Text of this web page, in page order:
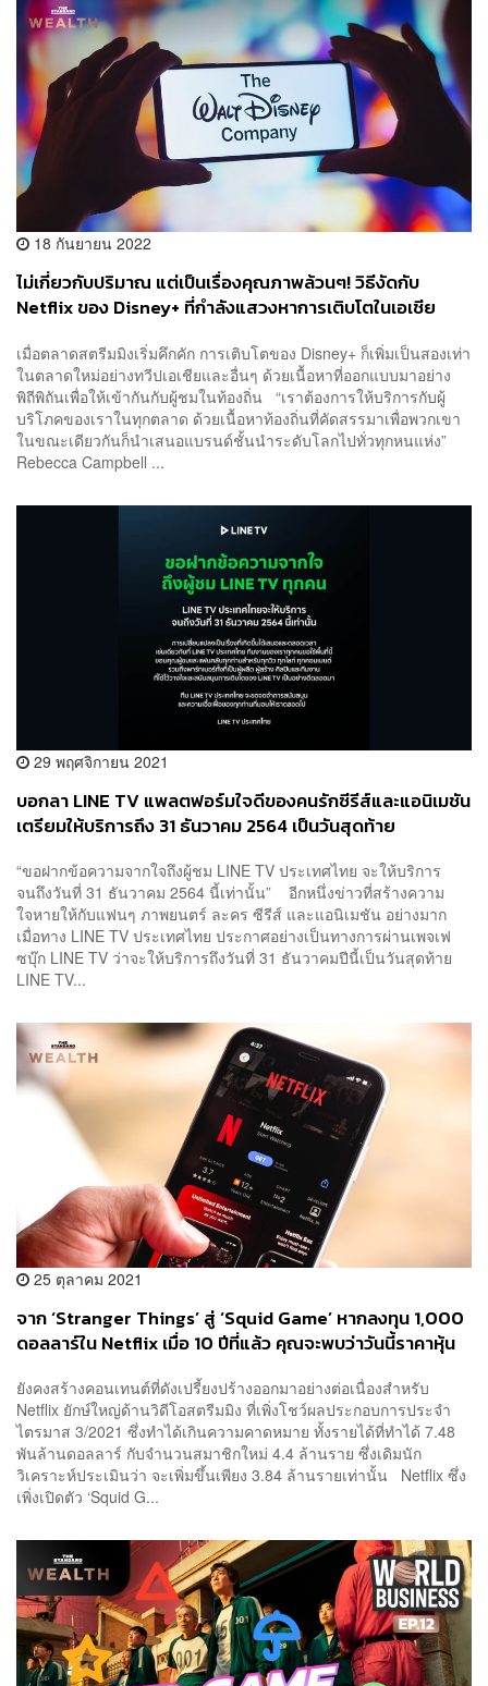
18 กันยายน 2022
ไม่เกี่ยวกับปริมาณ แต่เป็นเรื่องคุณภาพล้วนๆ! วิธีงัดกับ
Netflix ของ Disney+ ที่กำลังแสวงหาการเติบโตในเอเชีย
เมื่อตลาดสตรีมมิงเริ่มคึกคัก การเติบโตของ Disney+ ก็เพิ่มเป็นสองเท่า
ในตลาดใหม่อย่างทวีปเอเชียและอื่นๆ ด้วยเนื้อหาที่ออกแบบมาอย่าง
พิถีพิถันเพื่อให้เข้ากันกับผู้ชมในท้องถิ่น “เราต้องการให้บริการกับผู้
บริโภคของเราในทุกตลาด ด้วยเนื้อหาท้องถิ่นที่คัดสรรมาเพื่อพวกเขา
ในขณะเดียวกันก็นำเสนอแบรนด์ชั้นนำระดับโลกไปทั่วทุกหนแห่ง”
Rebecca Campbell ...
29 พฤศจิกายน 2021
บอกลา LINE TV แพลตฟอร์มใจดีของคนรักซีรีส์และแอนิเมชัน
เตรียมให้บริการถึง 31 ธันวาคม 2564 เป็นวันสุดท้าย
“ขอฝากข้อความจากใจถึงผู้ชม LINE TV ประเทศไทย จะให้บริการ
จนถึงวันที่ 31 ธันวาคม 2564 นี้เท่านั้น” อีกหนึ่งข่าวที่สร้างความ
ใจหายให้กับแฟนๆ ภาพยนตร์ ละคร ซีรีส์ และแอนิเมชัน อย่างมาก
เมื่อทาง LINE TV ประเทศไทย ประกาศอย่างเป็นทางการผ่านเพจเฟ
ซบุ๊ก LINE TV ว่าจะให้บริการถึงวันที่ 31 ธันวาคมปีนี้เป็นวันสุดท้าย
LINE TV...
25 ตุลาคม 2021
จาก ‘Stranger Things’ สู่ ‘Squid Game’ หากลงทุน 1,000
ดอลลาร์ใน Netflix เมื่อ 10 ปีที่แล้ว คุณจะพบว่าวันนี้ราคาหุ้น
ยังคงสร้างคอนเทนต์ที่ดังเปรี้ยงปร้างออกมาอย่างต่อเนื่องสำหรับ
Netflix ยักษ์ใหญ่ด้านวิดีโอสตรีมมิง ที่เพิ่งโชว์ผลประกอบการประจำ
ไตรมาส 3/2021 ซึ่งทำได้เกินความคาดหมาย ทั้งรายได้ที่ทำได้ 7.48
พันล้านดอลลาร์ กับจำนวนสมาชิกใหม่ 4.4 ล้านราย ซึ่งเดิมนัก
วิเคราะห์ประเมินว่า จะเพิ่มขึ้นเพียง 3.84 ล้านรายเท่านั้น Netflix ซึ่ง
เพิ่งเปิดตัว ‘Squid G...